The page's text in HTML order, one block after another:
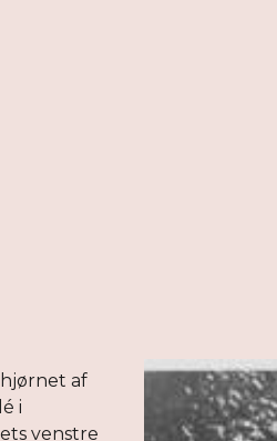
hjørnet af
i
venstre